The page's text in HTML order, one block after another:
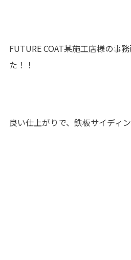
FUTURE COAT某施工店様の事
た！！
良い仕上がりで、鉄板サイディ